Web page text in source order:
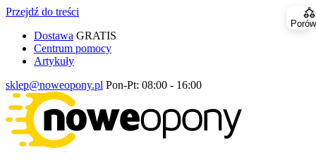
Przejdź do treści
Dostawa GRATIS
Centrum pomocy
Artykuły
sklep@noweopony.pl Pon-Pt: 08:00 - 16:00